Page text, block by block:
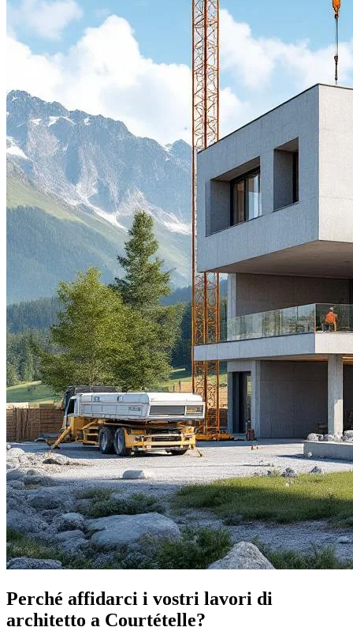
Perché affidarci i vostri lavori di
architetto a Courtételle?